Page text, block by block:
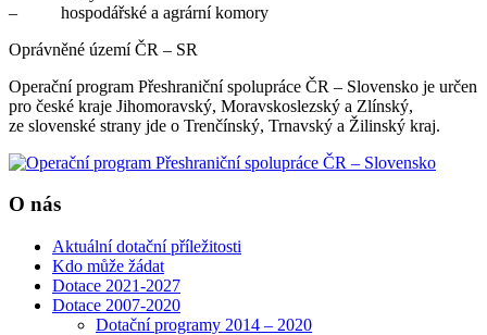
– hospodářské a agrární komory
Oprávněné území ČR – SR
Operační program Přeshraniční spolupráce ČR – Slovensko je určen
pro české kraje Jihomoravský, Moravskoslezský a Zlínský,
ze slovenské strany jde o Trenčínský, Trnavský a Žilinský kraj.
O nás
Aktuální dotační příležitosti
Kdo může žádat
Dotace 2021-2027
Dotace 2007-2020
Dotační programy 2014 – 2020